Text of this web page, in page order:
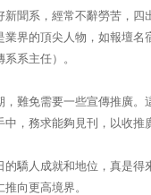
新聞系，經常不辭勞苦，
業界的頂尖人物，如報壇
系主任）。
，難免需要一些宣傳推廣
，務求能夠見刊，以收推
的驕人成就和地位，真是得
向更高境界。